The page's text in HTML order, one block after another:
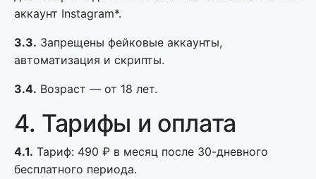
аккаунт Instagram*.
3.3. Запрещены фейковые аккаунты,
автоматизация и скрипты.
3.4. Возраст — от 18 лет.
4. Тарифы и оплата
4.1. Тариф: 490 ₽ в месяц после 30-дневного
бесплатного периода.